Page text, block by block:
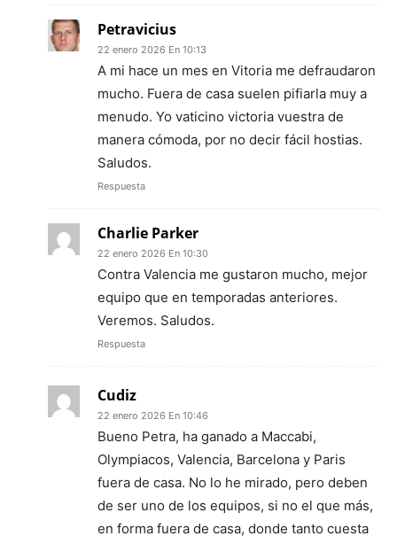
Petravicius
22 enero 2026 En 10:13
A mi hace un mes en Vitoria me defraudaron
mucho. Fuera de casa suelen pifiarla muy a
menudo. Yo vaticino victoria vuestra de
manera cómoda, por no decir fácil hostias.
Saludos.
Respuesta
Charlie Parker
22 enero 2026 En 10:30
Contra Valencia me gustaron mucho, mejor
equipo que en temporadas anteriores.
Veremos. Saludos.
Respuesta
Cudiz
22 enero 2026 En 10:46
Bueno Petra, ha ganado a Maccabi,
Olympiacos, Valencia, Barcelona y Paris
fuera de casa. No lo he mirado, pero deben
de ser uno de los equipos, si no el que más,
en forma fuera de casa, donde tanto cuesta